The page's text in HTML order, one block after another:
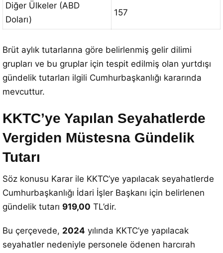
Diğer Ülkeler (ABD
Doları)
157
Brüt aylık tutarlarına göre belirlenmiş gelir dilimi
grupları ve bu gruplar için tespit edilmiş olan yurtdışı
gündelik tutarları ilgili Cumhurbaşkanlığı kararında
mevcuttur.
KKTC’ye Yapılan Seyahatlerde
Vergiden Müstesna Gündelik
Tutarı
Söz konusu Karar ile KKTC’ye yapılacak seyahatlerde
Cumhurbaşkanlığı İdari İşler Başkanı için belirlenen
gündelik tutarı 919,00 TL’dir.
Bu çerçevede, 2024 yılında KKTC’ye yapılacak
seyahatler nedeniyle personele ödenen harcırah